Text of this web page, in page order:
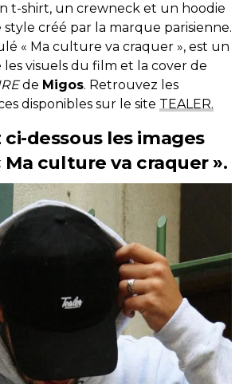
t-shirt, un crewneck et un hoodie
créé par la marque parisienne.
« Ma culture va craquer », est un
visuels du film et la cover de
de Migos. Retrouvez les
disponibles sur le site TEALER.
dessous les images
Ma culture va craquer ».